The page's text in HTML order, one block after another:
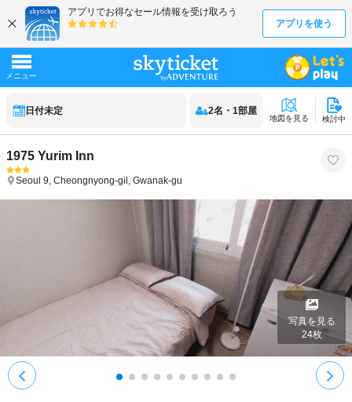
日付未定 2名 ・ 1部屋
地図を見る 検討中
1975 Yurim Inn
Seoul 9, Cheongnyong-gil, Gwanak-gu
写真を見る
24枚